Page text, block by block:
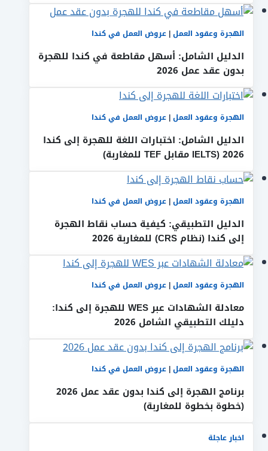
الهجرة وعقود العمل| عروض العمل في كندا
الدليل الشامل: أسهل مقاطعة في كندا للهجرة
بدون عقد عمل 2026
الهجرة وعقود العمل| عروض العمل في كندا
الدليل الشامل: اختبارات اللغة للهجرة إلى كندا
2026 (IELTS مقابل TEF للمغاربة)
الهجرة وعقود العمل| عروض العمل في كندا
الدليل التطبيقي: كيفية حساب نقاط الهجرة
إلى كندا (نظام CRS) للمغاربة 2026
الهجرة وعقود العمل| عروض العمل في كندا
معادلة الشهادات عبر WES للهجرة إلى كندا:
دليلك التطبيقي الشامل 2026
الهجرة وعقود العمل| عروض العمل في كندا
برنامج الهجرة إلى كندا بدون عقد عمل 2026
(خطوة بخطوة للمغاربة)
اخبار عاجلة